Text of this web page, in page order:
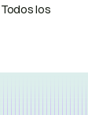
Todos los